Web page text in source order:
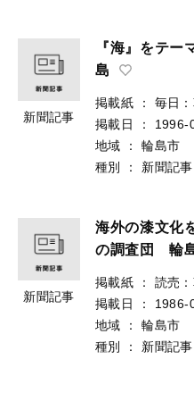
新聞記事
『海』をテ
島
掲載紙 ：
毎日：
掲載日
：
1996-
地域
：
輪島市
種別
： 新聞記事
新聞記事
海外の漆文化
の調査団 輪
掲載紙 ：
読売：
掲載日
：
1986-
地域
：
輪島市
種別
： 新聞記事